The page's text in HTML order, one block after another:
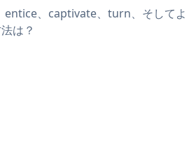
、captivate、turn、そしてよ
は？